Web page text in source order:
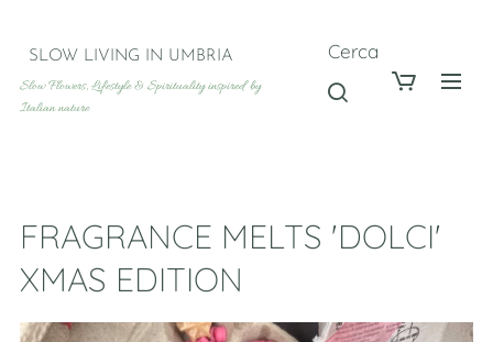
SLOW LIVING IN UMBRIA
Slow Flowers, Lifestyle & Spirituality inspired by
Italian nature
Cerca
FRAGRANCE MELTS 'DOLCI'
XMAS EDITION